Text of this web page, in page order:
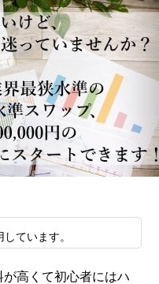
ています。
が高くて初心者にはハ